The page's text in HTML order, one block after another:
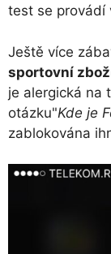
test se provádí
Ještě více
sportovní
je alergická na
otázku"Kde je
zablokována